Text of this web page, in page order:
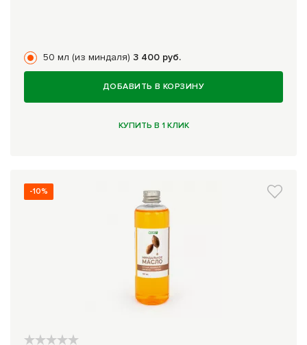
50 мл (из миндаля) 3 400 руб.
ДОБАВИТЬ В КОРЗИНУ
КУПИТЬ В 1 КЛИК
-10%